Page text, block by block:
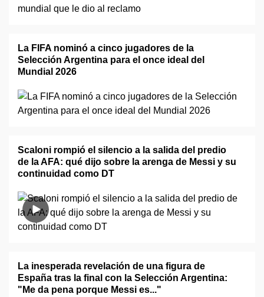
La FIFA nominó a cinco jugadores de la
Selección Argentina para el once ideal del
Mundial 2026
Scaloni rompió el silencio a la salida del predio
de la AFA: qué dijo sobre la arenga de Messi y su
continuidad como DT
La inesperada revelación de una figura de
España tras la final con la Selección Argentina:
"Me da pena porque Messi es..."